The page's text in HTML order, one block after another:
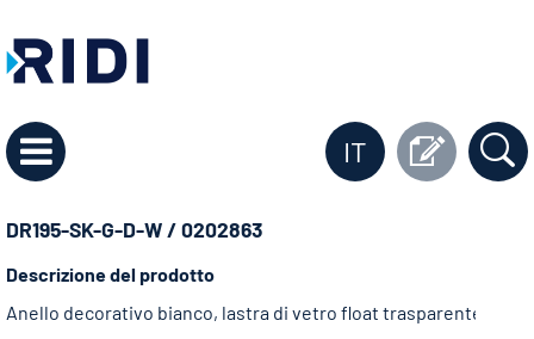
IT
DR195-SK-G-D-W / 0202863
Descrizione del prodotto
Anello decorativo bianco, lastra di vetro float trasparente per